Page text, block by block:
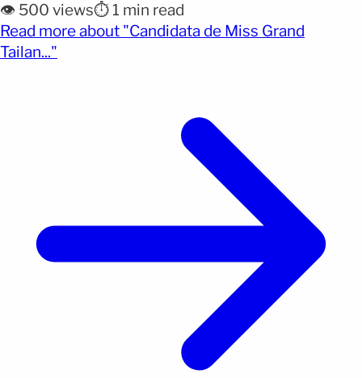
participante perdió su dentadura postiza en pleno
escenario. La concursante Kamolwan Chanago
enfrentó el percance frente al público y al jurado
👁️ 500 views⏱️ 1 min read
Read more about "Candidata de Miss Grand
Tailan..."